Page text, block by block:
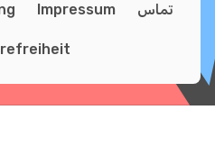
Impressum